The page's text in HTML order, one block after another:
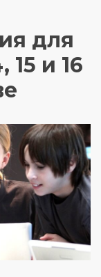
для
15 и 16